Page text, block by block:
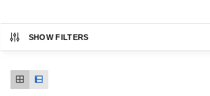
SHOW FILTERS